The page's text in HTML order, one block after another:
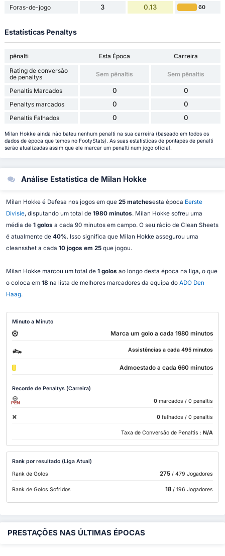
Foras-de-jogo 3 0.13 60
Estatísticas Penaltys
pênalti Esta Época
Carreira
Rating de conversão
de penaltys
Sem pênaltis Sem pênaltis
Penaltis Marcados 0 0
Penaltys marcados 0 0
Penaltis Falhados 0 0
Milan Hokke ainda não bateu nenhum penalti na sua carreira (baseado em todos os
dados de época que temos no FootyStats). As suas estatísticas de pontapés de penalti
serão atualizadas assim que ele marcar um penalti num jogo oficial.
Análise Estatística de Milan Hokke
Milan Hokke é Defesa nos jogos em que 25 matchesesta época Eerste
Divisie, disputando um total de 1980 minutos. Milan Hokke sofreu uma
média de 1 golos a cada 90 minutos em campo. O seu rácio de Clean Sheets
é atualmente de 40%. Isso significa que Milan Hokke assegurou uma
cleansshet a cada 10 jogos em 25que jogou.
Milan Hokke marcou um total de 1 golos ao longo desta época na liga, o que
o coloca em 18 na lista de melhores marcadores da equipa do ADO Den
Haag.
Minuto a Minuto
Marca um golo a cada 1980 minutos
Assistências a cada 495 minutos
Admoestado a cada 660 minutos
Recorde de Penaltys (Carreira)
PEN 0 marcados / 0 penaltis
0 falhados / 0 penaltis
Taxa de Conversão de Penaltis : N/A
Rank por resultado (Liga Atual)
Rank de Golos
275/ 479 Jogadores
Rank de Golos Sofridos 18/ 196 Jogadores
PRESTAÇÕES NAS ÚLTIMAS ÉPOCAS